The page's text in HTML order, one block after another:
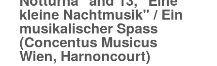
kleine Nachtmusik" / Ein
musikalischer Spass
(Concentus Musicus
Wien, Harnoncourt)